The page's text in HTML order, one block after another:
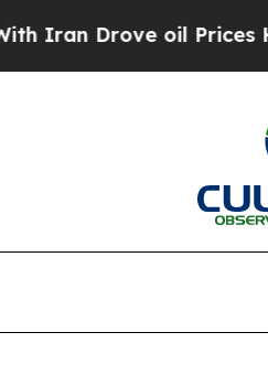
oil Prices Higher,